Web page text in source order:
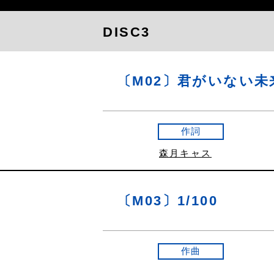
DISC3
〔M02〕君がいない未
作詞
森月キャス
〔M03〕1/100
作曲